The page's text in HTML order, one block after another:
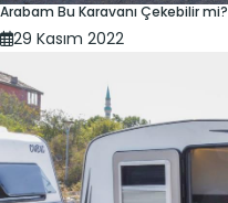
Arabam Bu Karavanı Çekebilir mi?
29 Kasım 2022